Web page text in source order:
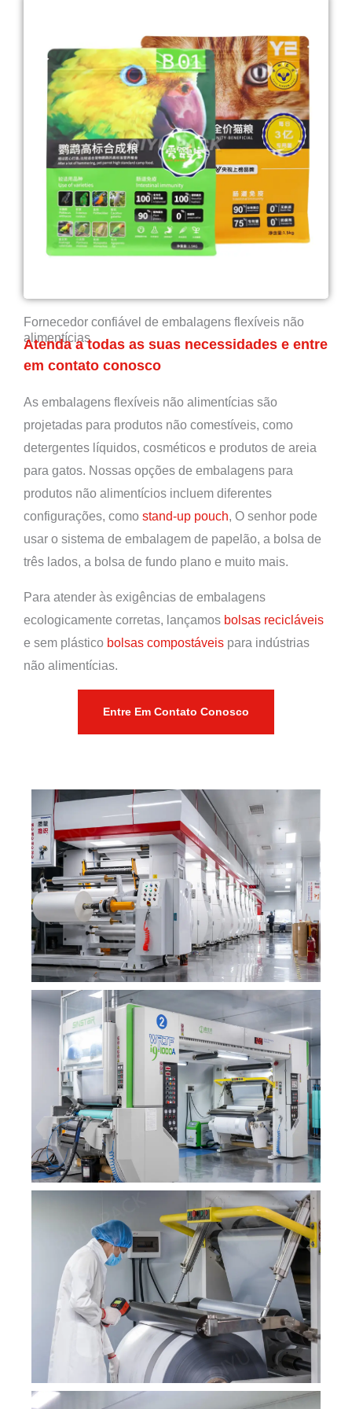
Fornecedor confiável de embalagens flexíveis não
alimentícias
Atenda a todas as suas necessidades e entre
em contato conosco
As embalagens flexíveis não alimentícias são
projetadas para produtos não comestíveis, como
detergentes líquidos, cosméticos e produtos de areia
para gatos. Nossas opções de embalagens para
produtos não alimentícios incluem diferentes
configurações, como stand-up pouch, O senhor pode
usar o sistema de embalagem de papelão, a bolsa de
três lados, a bolsa de fundo plano e muito mais.
Para atender às exigências de embalagens
ecologicamente corretas, lançamos bolsas recicláveis
e sem plástico bolsas compostáveis para indústrias
não alimentícias.
Entre Em Contato Conosco